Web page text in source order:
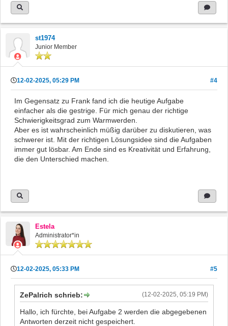
st1974
Junior Member
12-02-2025, 05:29 PM #4
Im Gegensatz zu Frank fand ich die heutige Aufgabe
einfacher als die gestrige. Für mich genau der richtige
Schwierigkeitsgrad zum Warmwerden.
Aber es ist wahrscheinlich müßig darüber zu diskutieren, was
schwerer ist. Mit der richtigen Lösungsidee sind die Aufgaben
immer gut lösbar. Am Ende sind es Kreativität und Erfahrung,
die den Unterschied machen.
Estela
Administrator*in
12-02-2025, 05:33 PM #5
(12-02-2025, 05:19 PM)
ZePalrich schrieb:
Hallo, ich fürchte, bei Aufgabe 2 werden die abgegebenen
Antworten derzeit nicht gespeichert.